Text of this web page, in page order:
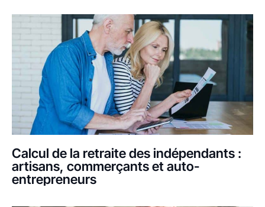
Calcul de la retraite des indépendants :
artisans, commerçants et auto-
entrepreneurs